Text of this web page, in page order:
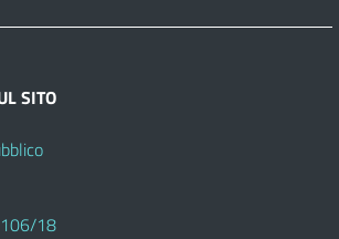
SITO
106/18